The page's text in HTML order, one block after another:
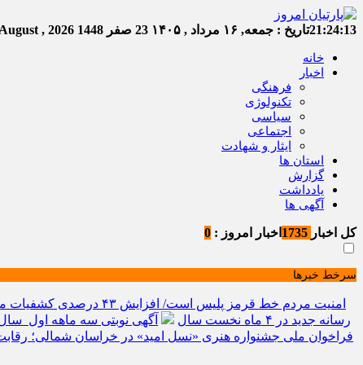
21:24:14تاریخ : جمعه, ۱۶ مرداد , ۱۴۰۵ 23 صفر 1448
خانه
اخبار
فرهنگی
تکنولوژی
سیاسی
اجتماعی
ایثار و شهادت
استان ها
گزارش
یادداشت
آگهی ها
کل اخبار اخبار امروز : 0
سرخط خبرها
امنیت مردم خط قرمز پلیس است/ افزایش ۴۳ درصدی کشفیات مواد مخدر و رشد ۶۸ درصدی کشف سرقت در خراسان شمالی
رسانه جدید در ۴ ماه نخست سال
آگهی نوبتی سه ماهه اول سال ۱۴۰۵ حوزه ثبتی
فراخوان ملی جشنواره هنری «نسل امید» در خراسان شمالی؛